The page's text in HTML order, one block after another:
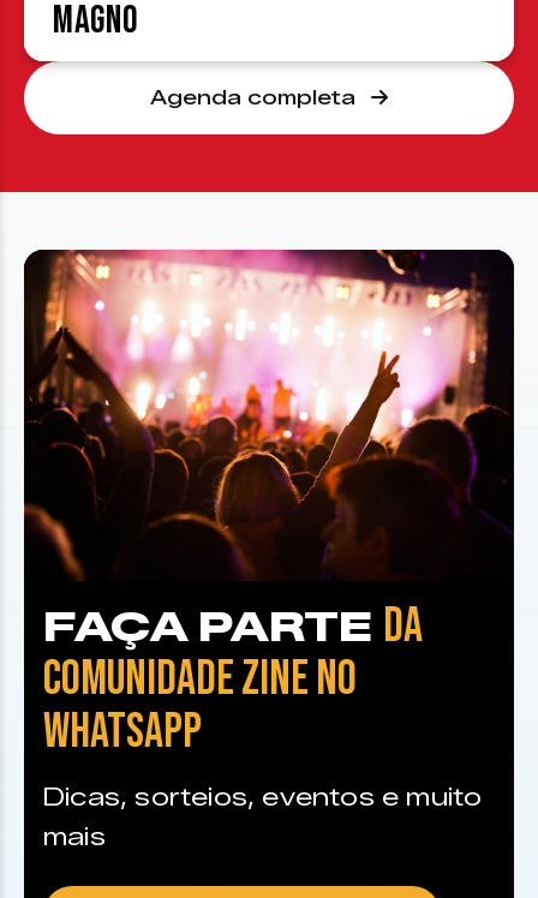
Magno
Agenda completa
FAÇA PARTE DA
COMUNIDADE ZINE NO
WHATSAPP
Dicas, sorteios, eventos e muito
mais